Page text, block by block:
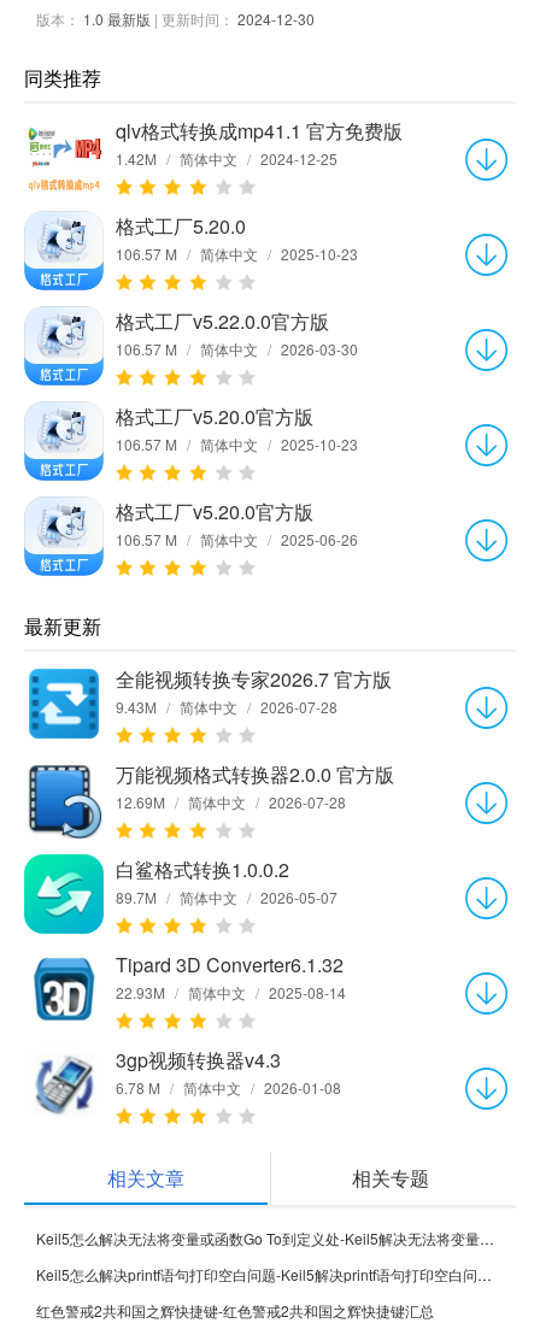
版本： 1.0 最新版 | 更新时间： 2024-12-30
同类推荐
qlv格式转换成mp41.1 官方免费版
1.42M / 简体中文 / 2024-12-25
格式工厂5.20.0
106.57 M / 简体中文 / 2025-10-23
格式工厂v5.22.0.0官方版
106.57 M / 简体中文 / 2026-03-30
格式工厂v5.20.0官方版
106.57 M / 简体中文 / 2025-10-23
格式工厂v5.20.0官方版
106.57 M / 简体中文 / 2025-06-26
最新更新
全能视频转换专家2026.7 官方版
9.43M / 简体中文 / 2026-07-28
万能视频格式转换器2.0.0 官方版
12.69M / 简体中文 / 2026-07-28
白鲨格式转换1.0.0.2
89.7M / 简体中文 / 2026-05-07
Tipard 3D Converter6.1.32
22.93M / 简体中文 / 2025-08-14
3gp视频转换器v4.3
6.78 M / 简体中文 / 2026-01-08
相关文章 相关专题
Keil5怎么解决无法将变量或函数Go To到定义处-Keil5解决无法将变量或函数Go To到定义处的方法
Keil5怎么解决printf语句打印空白问题-Keil5解决printf语句打印空白问题的方法
红色警戒2共和国之辉快捷键-红色警戒2共和国之辉快捷键汇总